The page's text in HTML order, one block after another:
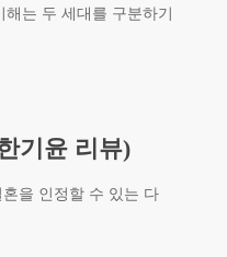
는 두 세대를 구분하기
기윤 리뷰)
을 인정할 수 있는 다